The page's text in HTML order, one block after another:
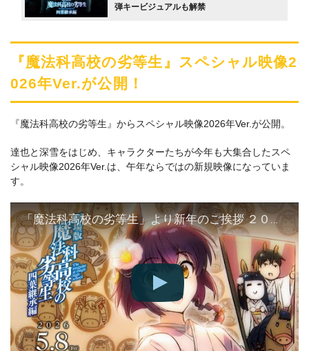
弾キービジュアルも解禁
『魔法科高校の劣等生』スペシャル映像2
026年Ver.が公開！
『魔法科高校の劣等生』からスペシャル映像2026年Ver.が公開。
達也と深雪をはじめ、キャラクターたちが今年も大集合したスペ
シャル映像2026年Ver.は、午年ならではの新規映像になっていま
す。
「魔法科高校の劣等生」より新年のご挨拶 ２０２６ | 劇場版「魔法科高校の劣等生 四葉継承編」5月8日公開